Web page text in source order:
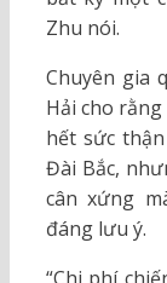
Zhu nói.
Chuyên gia
Hải cho
hết sức
Đài Bắc,
cân xứng
đáng lưu ý.